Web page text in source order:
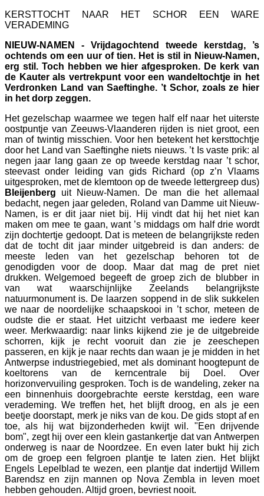
KERSTTOCHT NAAR HET SCHOR EEN WARE
VERADEMING
NIEUW-NAMEN - Vrijdagochtend tweede kerstdag, ’s
ochtends om een uur of tien. Het is stil in Nieuw-Namen,
erg stil. Toch hebben we hier afgesproken. De kerk van
de Kauter als vertrekpunt voor een wandeltochtje in het
Verdronken Land van Saeftinghe. ’t Schor, zoals ze hier
in het dorp zeggen.
Het gezelschap waarmee we tegen half elf naar het uiterste
oostpuntje van Zeeuws-Vlaanderen rijden is niet groot, een
man of twintig misschien. Voor hen betekent het kersttochtje
door het Land van Saeftinghe niets nieuws. ’t Is vaste prik: al
negen jaar lang gaan ze op tweede kerstdag naar ’t schor,
steevast onder leiding van gids Richard (op z’n Vlaams
uitgesproken, met de klemtoon op de tweede lettergreep dus)
Bleijenberg uit Nieuw-Namen. De man die het allemaal
bedacht, negen jaar geleden, Roland van Damme uit Nieuw-
Namen, is er dit jaar niet bij. Hij vindt dat hij het niet kan
maken om mee te gaan, want ’s middags om half drie wordt
zijn dochtertje gedoopt. Dat is meteen de belangrijkste reden
dat de tocht dit jaar minder uitgebreid is dan anders: de
meeste leden van het gezelschap behoren tot de
genodigden voor de doop. Maar dat mag de pret niet
drukken. Welgemoed begeeft de groep zich de blubber in
van wat waarschijnlijke Zeelands belangrijkste
natuurmonument is. De laarzen soppend in de slik sukkelen
we naar de noordelijke schaapskooi in ’t schor, meteen de
oudste die er staat. Het uitzicht verbaast me iedere keer
weer. Merkwaardig: naar links kijkend zie je de uitgebreide
schorren, kijk je recht vooruit dan zie je zeeschepen
passeren, en kijk je naar rechts dan waan je je midden in het
Antwerpse industriegebied, met als dominant hoogtepunt de
koeltorens van de kerncentrale bij Doel. Over
horizonvervuiling gesproken. Toch is de wandeling, zeker na
een binnenhuis doorgebrachte eerste kerstdag, een ware
verademing. We treffen het, het blijft droog, en als je een
beetje doorstapt, merk je niks van de kou. De gids stopt af en
toe, als hij wat bijzonderheden kwijt wil. "Een drijvende
bom", zegt hij over een klein gastankertje dat van Antwerpen
onderweg is naar de Noordzee. En even later bukt hij zich
om de groep een felgroen plantje te laten zien. Het blijkt
Engels Lepelblad te wezen, een plantje dat indertijd Willem
Barendsz en zijn mannen op Nova Zembla in leven moet
hebben gehouden. Altijd groen, bevriest nooit.